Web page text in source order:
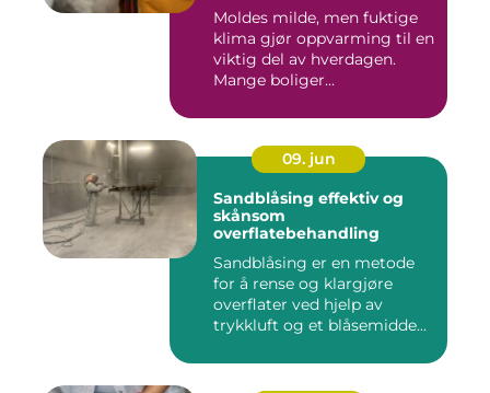
Moldes milde, men fuktige
klima gjør oppvarming til en
viktig del av hverdagen.
Mange boliger...
09. jun
Sandblåsing effektiv og
skånsom
overflatebehandling
Sandblåsing er en metode
for å rense og klargjøre
overflater ved hjelp av
trykkluft og et blåsemidde...